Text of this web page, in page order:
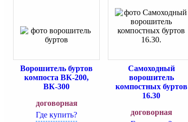
Ворошитель буртов
компоста ВК-200,
ВК-300
договорная
Где купить?
Самоходный
ворошитель
компостных буртов
16.30
договорная